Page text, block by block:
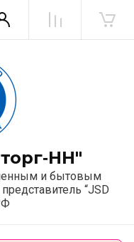
и бытовым
“JSD